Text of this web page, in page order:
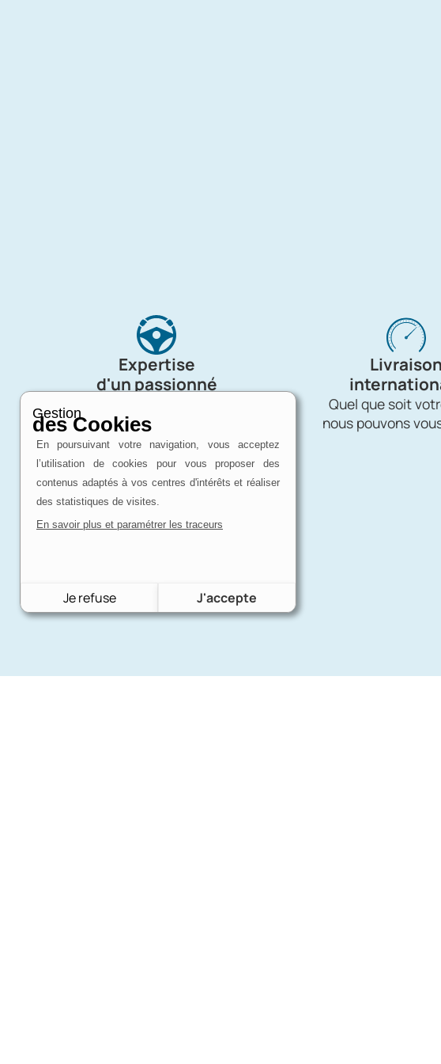
Expertise
d'un passionné
Charron Auto Rétro, c'est avant tout
une affaire de passion !
Livraison
Quel que soit
nous pouvons
Gestion
des Cookies
En poursuivant votre navigation, vous acceptez
l’utilisation de cookies pour vous proposer des
contenus adaptés à vos centres d'intérêts et réaliser
des statistiques de visites.
En savoir plus et paramétrer les traceurs
Je refuse J'accepte